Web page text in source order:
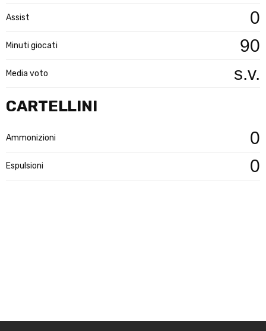
CARTELLINI
Ammonizioni 0
Espulsioni 0
Assist 0
Minuti giocati 90
Media voto s.v.